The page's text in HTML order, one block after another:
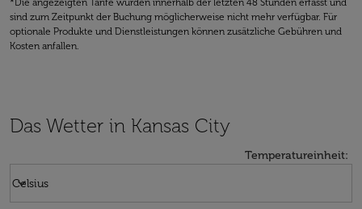
*Die angezeigten Tarife wurden innerhalb der letzten 48 Stunden erfasst und
sind zum Zeitpunkt der Buchung möglicherweise nicht mehr verfügbar. Für
optionale Produkte und Dienstleistungen können zusätzliche Gebühren und
Kosten anfallen.
Das Wetter in Kansas City
Temperatureinheit:
Celsius
keyboard_arrow_down